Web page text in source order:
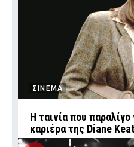
Επιλογές
ΣΙΝΕΜΑ
Η ταινία που
καριέρα της Diane